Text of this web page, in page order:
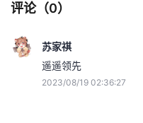
评论（0）
苏家祺
遥遥领先
2023/08/19 02:36:27